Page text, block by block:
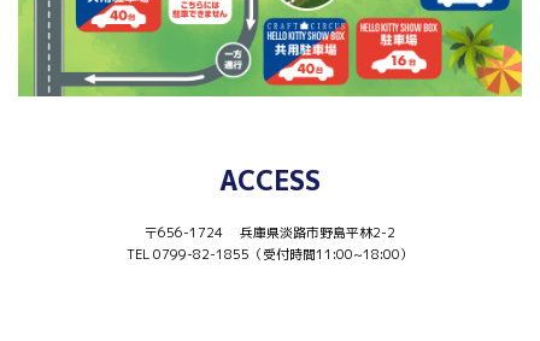
ACCESS
〒656-1724 兵庫県淡路市野島平林2-2
TEL 0799-82-1855（受付時間11:00~18:00）